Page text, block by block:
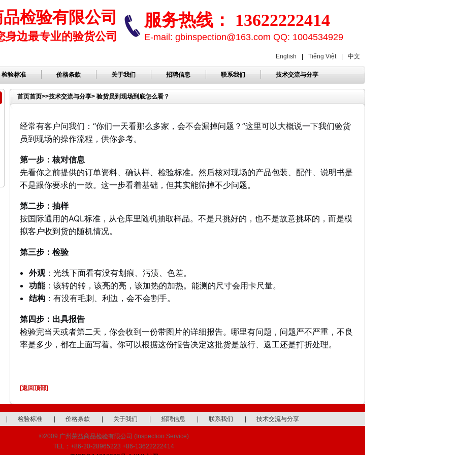
检验有限公司
身边最专业的验货公司
服务热线： 13622222414
E-mail: gbinspection@163.com QQ: 1004534929
English Tiếng Việt 中文
检验标准 价格条款 关于我们 招聘信息 联系我们 技术交流与分享
首页首页>>技术交流与分享> 验货员到现场到底怎么看？
经常有客户问我们：“你们一天看那么多家，会不会漏掉问题？”这里可以大概说一下我们验货
员到现场的操作流程，供你参考。
第一步：核对信息
先看你之前提供的订单资料、确认样、检验标准。然后核对现场的产品包装、配件、说明书是
不是跟你要求的一致。这一步看着基础，但其实能筛掉不少问题。
第二步：抽样
按国际通用的AQL标准，从仓库里随机抽取样品。不是只挑好的，也不是故意挑坏的，而是模
拟客户收到货的随机情况。
第三步：检验
外观：光线下面看有没有划痕、污渍、色差。
功能：该转的转，该亮的亮，该加热的加热。能测的尺寸会用卡尺量。
结构 ：有没有毛刺、利边，会不会割手。
第四步：出具报告
检验完当天或者第二天，你会收到一份带图片的详细报告。哪里有问题，问题严不严重，不良
率是多少，都在上面写着。你可以根据这份报告决定这批货是放行、返工还是打折处理。
[返回顶部]
检验标准 价格条款 关于我们 招聘信息 联系我们 技术交流与分享
©2009 广州荣益商品检验有限公司 (Inspection Service)
TEL：+86-20-28965223 +86-13622222414